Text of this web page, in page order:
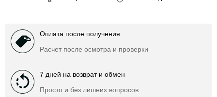
Оплата после получения
Расчет после осмотра и проверки
7 дней на возврат и обмен
Просто и без лишних вопросов